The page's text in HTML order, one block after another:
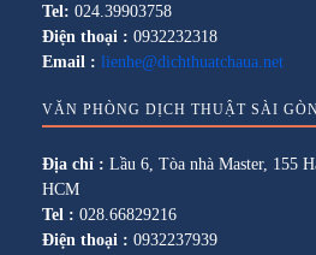
Tel: 024.39903758
Điện thoại : 0932232318
Email : lienhe@dichthuatchaua.net
VĂN PHÒNG DỊCH THUẬT SÀI
Địa chỉ : Lầu 6, Tòa nhà Master, 155
HCM
Tel : 028.66829216
Điện thoại : 0932237939